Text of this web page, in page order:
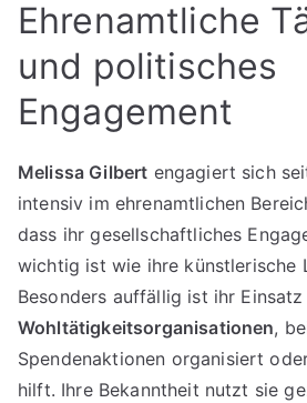
Ehrenamtliche
und politisches
Engagement
Melissa Gilbert engagiert sich
intensiv im ehrenamtlichen
dass ihr gesellschaftliches
wichtig ist wie ihre künstlerische
Besonders auffällig ist ihr
Wohltätigkeitsorganisationen,
Spendenaktionen organisiert
hilft. Ihre Bekanntheit nutzt sie